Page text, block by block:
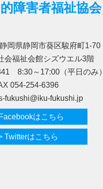
障害者福祉協会
岡県静岡市葵区駿府町1-70
会福祉会館シズウエル3階
8:30～17:00（平日のみ）
054-254-6396
fukushi@iku-fukushi.jp
はこちら
Twitterはこちら